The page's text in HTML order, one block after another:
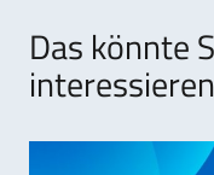
Das könnte